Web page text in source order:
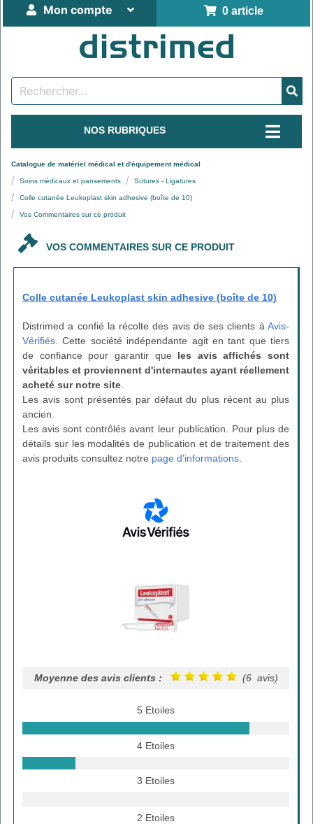
0 article
Mon compte
NOS RUBRIQUES
Catalogue de matériel médical et d'équipement médical
Soins médicaux et pansements Sutures - Ligatures
Colle cutanée Leukoplast skin adhesive (boîte de 10)
Vos Commentaires sur ce produit
VOS COMMENTAIRES SUR CE PRODUIT
Colle cutanée Leukoplast skin adhesive (boîte de 10)
Distrimed a confié la récolte des avis de ses clients à Avis-
Vérifiés . Cette société indépendante agit en tant que tiers
de confiance pour garantir que les avis affichés sont
véritables et proviennent d'internautes ayant réellement
acheté sur notre site
Les avis sont présentés par défaut du plus récent au plus
ancien.
Les avis sont contrôlés avant leur publication. Pour plus de
détails sur les modalités de publication et de traitement des
avis produits consultez notre page d'informations
Moyenne des avis clients : (6 avis)
5 Etoiles
4 Etoiles
3 Etoiles
2 Etoiles